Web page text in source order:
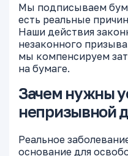
Мы подписываем
есть реальные
Наши действия
незаконного
мы компенсируем
на бумаге.
Зачем нужны
непризывной
Реальное
основание для